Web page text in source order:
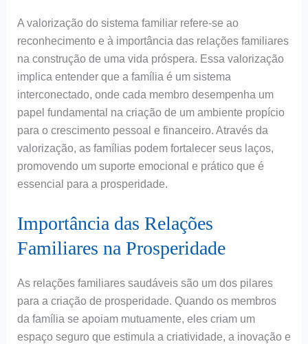
A valorização do sistema familiar refere-se ao
reconhecimento e à importância das relações familiares
na construção de uma vida próspera. Essa valorização
implica entender que a família é um sistema
interconectado, onde cada membro desempenha um
papel fundamental na criação de um ambiente propício
para o crescimento pessoal e financeiro. Através da
valorização, as famílias podem fortalecer seus laços,
promovendo um suporte emocional e prático que é
essencial para a prosperidade.
Importância das Relações
Familiares na Prosperidade
As relações familiares saudáveis são um dos pilares
para a criação de prosperidade. Quando os membros
da família se apoiam mutuamente, eles criam um
espaço seguro que estimula a criatividade, a inovação e